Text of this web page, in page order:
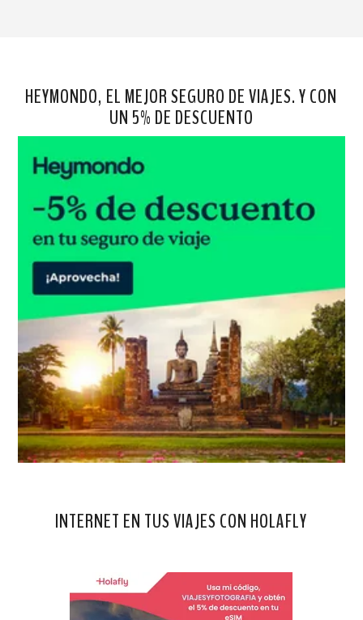
HEYMONDO, EL MEJOR SEGURO DE VIAJES. Y CON
UN 5% DE DESCUENTO
INTERNET EN TUS VIAJES CON HOLAFLY